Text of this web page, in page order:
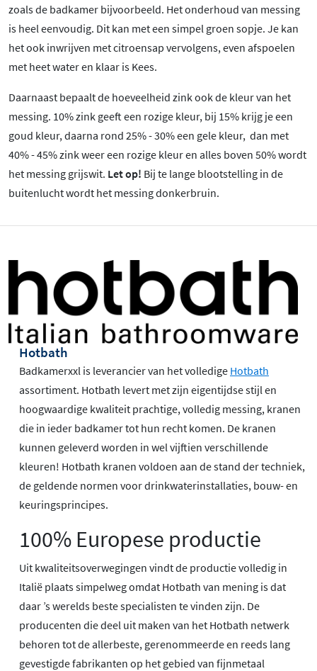
zoals de badkamer bijvoorbeeld. Het onderhoud van messing
is heel eenvoudig. Dit kan met een simpel groen sopje. Je kan
het ook inwrijven met citroensap vervolgens, even afspoelen
met heet water en klaar is Kees.
Daarnaast bepaalt de hoeveelheid zink ook de kleur van het
messing. 10% zink geeft een rozige kleur, bij 15% krijg je een
goud kleur, daarna rond 25% - 30% een gele kleur, dan met
40% - 45% zink weer een rozige kleur en alles boven 50% wordt
het messing grijswit. Let op! Bij te lange blootstelling in de
buitenlucht wordt het messing donkerbruin.
Hotbath
Badkamerxxl is leverancier van het volledige Hotbath
assortiment. Hotbath levert met zijn eigentijdse stijl en
hoogwaardige kwaliteit prachtige, volledig messing, kranen
die in ieder badkamer tot hun recht komen. De kranen
kunnen geleverd worden in wel vijftien verschillende
kleuren! Hotbath kranen voldoen aan de stand der techniek,
de geldende normen voor drinkwaterinstallaties, bouw- en
keuringsprincipes.
100% Europese productie
Uit kwaliteitsoverwegingen vindt de productie volledig in
Italië plaats simpelweg omdat Hotbath van mening is dat
daar ’s werelds beste specialisten te vinden zijn. De
producenten die deel uit maken van het Hotbath netwerk
behoren tot de allerbeste, gerenommeerde en reeds lang
gevestigde fabrikanten op het gebied van fijnmetaal